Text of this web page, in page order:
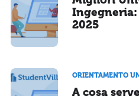
Ingegneria:
2025
ORIENTAMENTO
A cosa